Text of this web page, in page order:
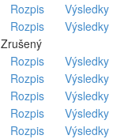
Rozpis
Výsledky
Rozpis
Výsledky
Zrušený
Rozpis
Výsledky
Rozpis
Výsledky
Rozpis
Výsledky
Rozpis
Výsledky
Rozpis
Výsledky